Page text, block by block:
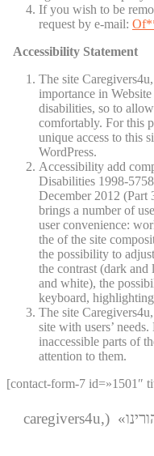
If you wish to be
request by e-mail: Of
Accessibility Statement
The site
importance in
disabilities, so to
comfortably. For this
unique access to this
WordPress.
Accessibility add
Disabilities 1998-
December 2012 (Part
brings a number of
user convenience:
the of the site
the possibility to
the contrast (dark
and white), the
keyboard,
The site
site with users’
inaccessible parts of
attention to them.
הסכם בין המשתמש לבין אתר «4 הורינו» (caregivers4u,